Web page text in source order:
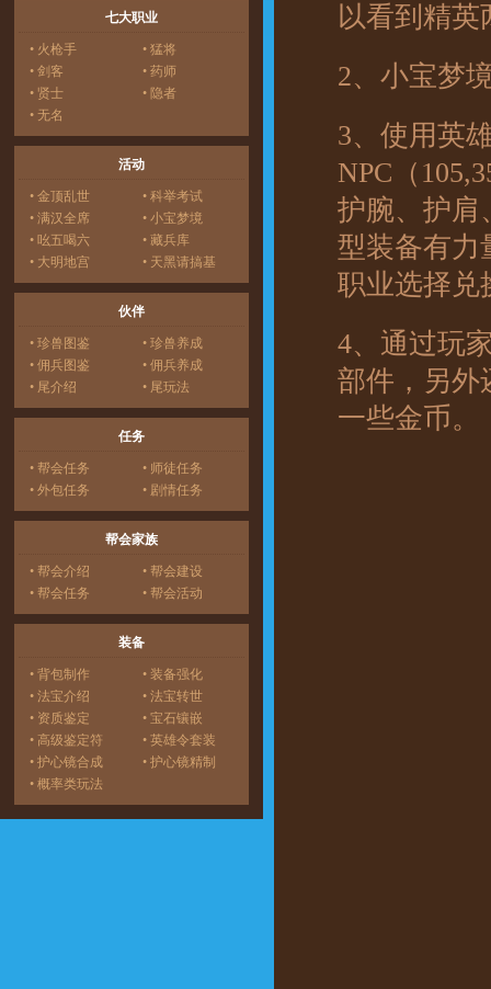
七大职业
• 火枪手
• 猛将
• 剑客
• 药师
• 贤士
• 隐者
• 无名
活动
• 金顶乱世
• 科举考试
• 满汉全席
• 小宝梦境
• 吆五喝六
• 藏兵库
• 大明地宫
• 天黑请搞基
伙伴
• 珍兽图鉴
• 珍兽养成
• 佣兵图鉴
• 佣兵养成
• 尾介绍
• 尾玩法
任务
• 帮会任务
• 师徒任务
• 外包任务
• 剧情任务
帮会家族
• 帮会介绍
• 帮会建设
• 帮会任务
• 帮会活动
装备
• 背包制作
• 装备强化
• 法宝介绍
• 法宝转世
• 资质鉴定
• 宝石镶嵌
• 高级鉴定符
• 英雄令套装
• 护心镜合成
• 护心镜精制
• 概率类玩法
以看到精英
2、小宝梦
3、使用英
NPC（
护腕、护肩
型装备有力
职业选择兑
4、通过玩
部件，另外
一些金币。